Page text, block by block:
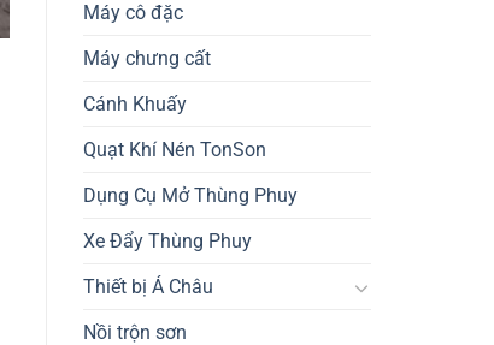
Máy cô đặc
Máy chưng cất
Cánh Khuấy
Quạt Khí Nén TonSon
Dụng Cụ Mở Thùng Phuy
Xe Đẩy Thùng Phuy
Thiết bị Á Châu
Nồi trộn sơn